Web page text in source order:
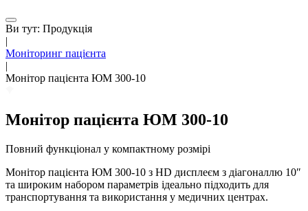
Ви тут: Продукція
|
Моніторинг пацієнта
|
Монітор пацієнта ЮМ 300-10
Монітор пацієнта ЮМ 300-10
Повний функціонал у компактному розмірі
Монітор пацієнта ЮМ 300-10 з HD дисплеєм з діагоналлю 10″
та широким набором параметрів ідеально підходить для
транспортування та використання у медичних центрах.